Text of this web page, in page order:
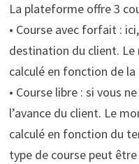
La plateforme offre 3
• Course avec forfait :
destination du client.
calculé en fonction de
• Course libre : si vous
l’avance du client. Le
calculé en fonction du
type de course peut